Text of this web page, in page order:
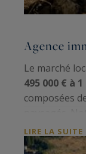
Agence
Le marché
495 000 € à 1
composées
expertise au
grâce à une
LIRE LA SUITE